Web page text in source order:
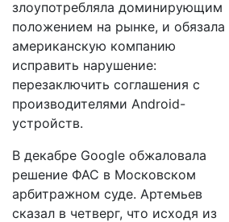
злоупотребляла доминирующим
положением на рынке, и обязала
американскую компанию
исправить нарушение:
перезаключить соглашения с
производителями Android-
устройств.
В декабре Google обжаловала
решение ФАС в Московском
арбитражном суде. Артемьев
сказал в четверг, что исходя из